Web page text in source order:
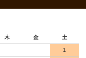
木 金 土
1